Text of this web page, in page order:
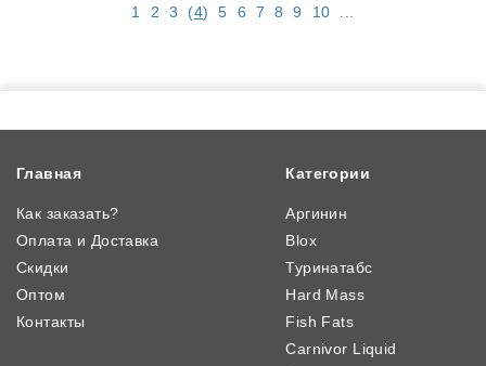
1
2 3 (4) 5 6 7 8 9 10 ...
Главная
Как заказать?
Оплата и Доставка
Скидки
Оптом
Контакты
Категории
Аргинин
Blox
Туринатабс
Hard Mass
Fish Fats
Carnivor Liquid